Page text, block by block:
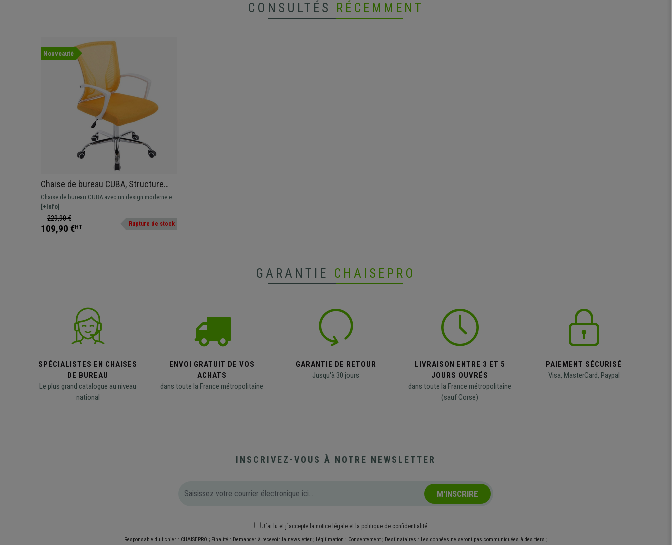
CONSULTÉS RÉCEMMENT
Nouveauté
Chaise de bureau CUBA, Structure
Métallique, en Maille Respirable,
Jaune
Chaise de bureau CUBA avec un design moderne et
revêtement en maille respirable disponible en
différentes couleurs.
[+Info]
229,90 €
109,90 €HT Rupture de stock
GARANTIE CHAISEPRO
SPÉCIALISTES EN CHAISES
DE BUREAU
Le plus grand catalogue au niveau
national
ENVOI GRATUIT DE VOS
ACHATS
dans toute la France métropolitaine
GARANTIE DE RETOUR
Jusqu'à 30 jours
LIVRAISON ENTRE 3 ET 5
JOURS OUVRÉS
dans toute la France métropolitaine
(sauf Corse)
PAIEMENT SÉCURISÉ
Visa, MasterCard, Paypal
INSCRIVEZ-VOUS À NOTRE NEWSLETTER
M'INSCRIRE
J´ai lu et j´accepte la notice légale et la politique de confidentialité
Responsable du fichier : CHAISEPRO ; Finalité : Demander à recevoir la newsletter ; Légitimation : Consentement ; Destinataires : Les données ne seront pas communiquées à des tiers ;